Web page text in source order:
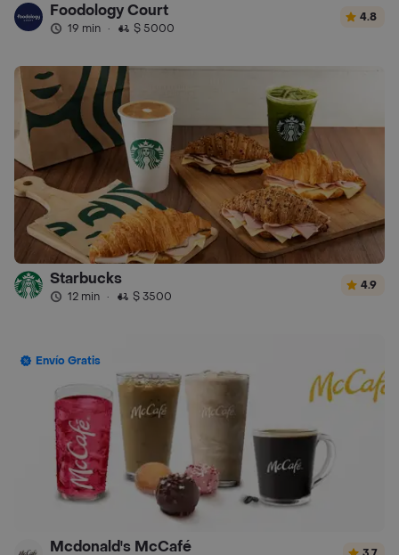
Foodology Court
19 min · $ 5000
4.8
Starbucks
12 min · $ 3500
4.9
Envío Gratis
Mcdonald's McCafé